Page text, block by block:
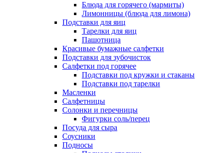
Блюда для горячего (мармиты)
Лимонницы (блюда для лимона)
Подставки для яиц
Тарелки для яиц
Пашотница
Красивые бумажные салфетки
Подставки для зубочисток
Салфетки под горячее
Подставки под кружки и стаканы
Подставки под тарелки
Масленки
Салфетницы
Солонки и перечницы
Фигурки соль/перец
Посуда для сыра
Соусники
Подносы